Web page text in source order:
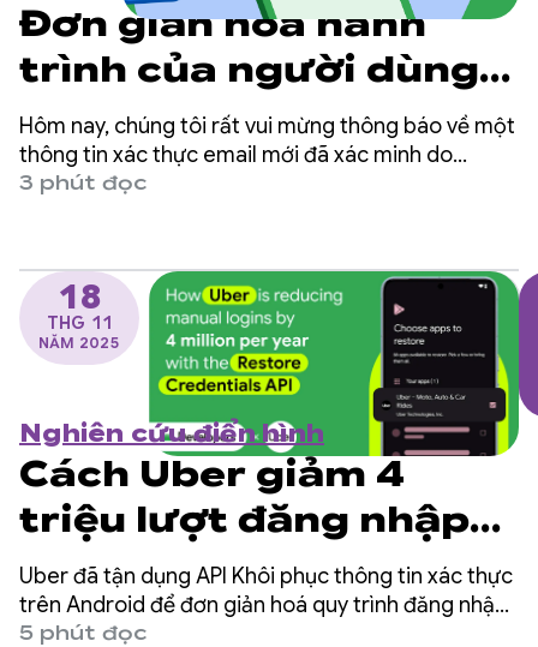
Đơn giản hoá hành
trình của người dùng
bằng email đã xác
minh thông qua Trình
quản lý thông tin xác
Hôm nay, chúng tôi rất vui mừng thông báo về một
thông tin xác thực email mới đã xác minh do
Google cấp. Giờ đây, nhà phát triển có thể trực
thực trên Android.
3 phút đọc
18
THG 11
NĂM 2025
Nghiên cứu điển hình
Cách Uber giảm 4
triệu lượt đăng nhập
thủ công mỗi năm
bằng API Khôi phục
Uber đã tận dụng API Khôi phục thông tin xác thực
trên Android để đơn giản hoá quy trình đăng nhập
thiết bị mới, dự kiến giảm 4 triệu lượt đăng nhập
5 phút đọc